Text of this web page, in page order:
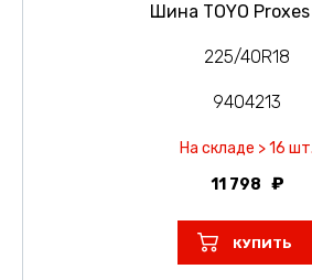
Шина TOYO Proxes
225/40R18
9404213
На складе > 16 шт.
11 798
КУПИТЬ